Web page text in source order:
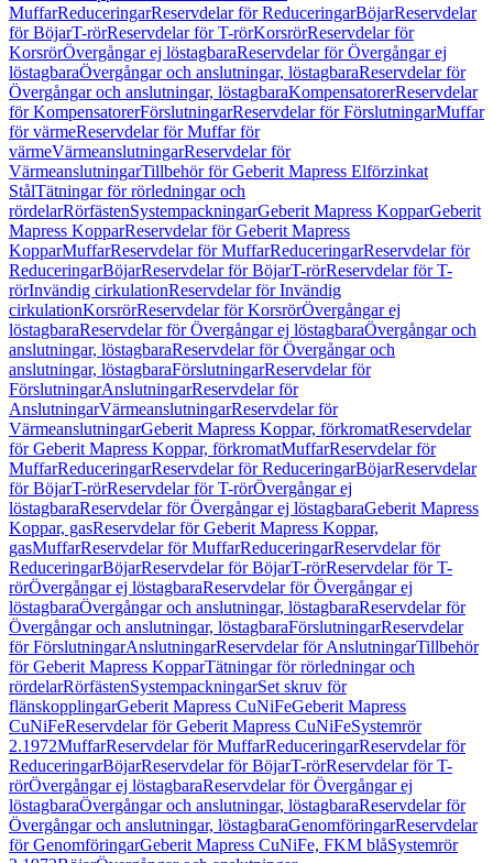
MuffarReduceringarReservdelar för ReduceringarBöjarReservdelar
för BöjarT-rörReservdelar för T-rörKorsrörReservdelar för
KorsrörÖvergångar ej löstagbaraReservdelar för Övergångar ej
löstagbaraÖvergångar och anslutningar, löstagbaraReservdelar för
Övergångar och anslutningar, löstagbaraKompensatorerReservdelar
för KompensatorerFörslutningarReservdelar för FörslutningarMuffar
för värmeReservdelar för Muffar för
värmeVärmeanslutningarReservdelar för
VärmeanslutningarTillbehör för Geberit Mapress Elförzinkat
StålTätningar för rörledningar och
rördelarRörfästenSystempackningarGeberit Mapress KopparGeberit
Mapress KopparReservdelar för Geberit Mapress
KopparMuffarReservdelar för MuffarReduceringarReservdelar för
ReduceringarBöjarReservdelar för BöjarT-rörReservdelar för T-
rörInvändig cirkulationReservdelar för Invändig
cirkulationKorsrörReservdelar för KorsrörÖvergångar ej
löstagbaraReservdelar för Övergångar ej löstagbaraÖvergångar och
anslutningar, löstagbaraReservdelar för Övergångar och
anslutningar, löstagbaraFörslutningarReservdelar för
FörslutningarAnslutningarReservdelar för
AnslutningarVärmeanslutningarReservdelar för
VärmeanslutningarGeberit Mapress Koppar, förkromatReservdelar
för Geberit Mapress Koppar, förkromatMuffarReservdelar för
MuffarReduceringarReservdelar för ReduceringarBöjarReservdelar
för BöjarT-rörReservdelar för T-rörÖvergångar ej
löstagbaraReservdelar för Övergångar ej löstagbaraGeberit Mapress
Koppar, gasReservdelar för Geberit Mapress Koppar,
gasMuffarReservdelar för MuffarReduceringarReservdelar för
ReduceringarBöjarReservdelar för BöjarT-rörReservdelar för T-
rörÖvergångar ej löstagbaraReservdelar för Övergångar ej
löstagbaraÖvergångar och anslutningar, löstagbaraReservdelar för
Övergångar och anslutningar, löstagbaraFörslutningarReservdelar
för FörslutningarAnslutningarReservdelar för AnslutningarTillbehör
för Geberit Mapress KopparTätningar för rörledningar och
rördelarRörfästenSystempackningarSet skruv för
flänskopplingarGeberit Mapress CuNiFeGeberit Mapress
CuNiFeReservdelar för Geberit Mapress CuNiFeSystemrör
2.1972MuffarReservdelar för MuffarReduceringarReservdelar för
ReduceringarBöjarReservdelar för BöjarT-rörReservdelar för T-
rörÖvergångar ej löstagbaraReservdelar för Övergångar ej
löstagbaraÖvergångar och anslutningar, löstagbaraReservdelar för
Övergångar och anslutningar, löstagbaraGenomföringarReservdelar
för GenomföringarGeberit Mapress CuNiFe, FKM blåSystemrör